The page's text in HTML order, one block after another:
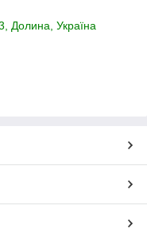
Долина, Україна